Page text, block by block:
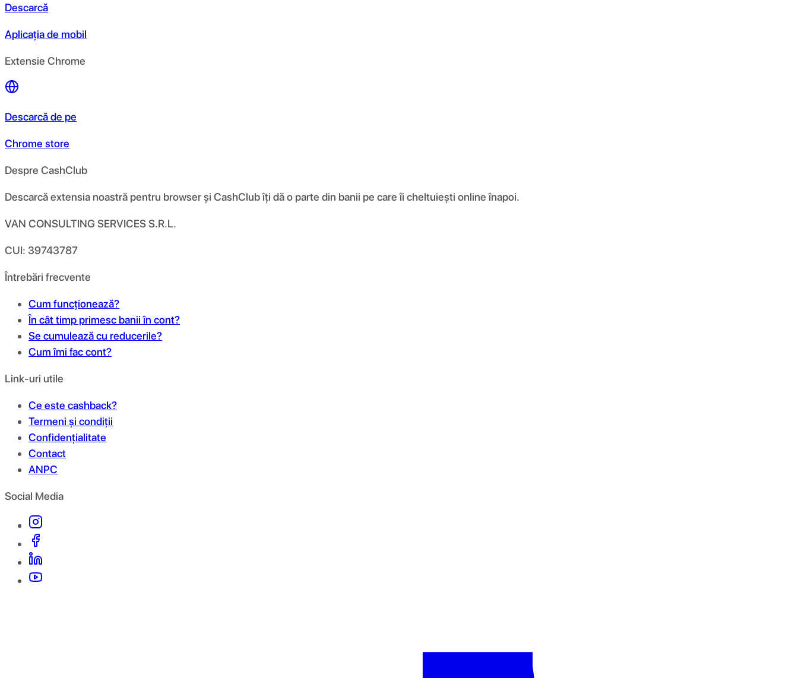
Descarcă
Aplicația de mobil
Extensie Chrome
Descarcă de pe
Chrome store
Despre CashClub
Descarcă extensia noastră pentru browser și CashClub îți dă o parte din banii pe care îi cheltuiești online înapoi.
VAN CONSULTING SERVICES S.R.L.
CUI: 39743787
Întrebări frecvente
Cum funcționează?
În cât timp primesc banii în cont?
Se cumulează cu reducerile?
Cum îmi fac cont?
Link-uri utile
Ce este cashback?
Termeni și condiții
Confidențialitate
Contact
ANPC
Social Media